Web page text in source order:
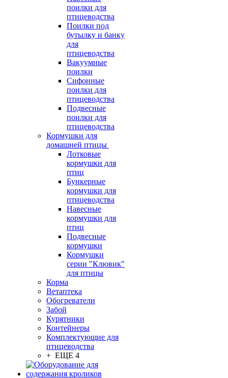
поилки для
птицеводства
Поилки под
бутылку и банку
для
птицеводства
Вакуумные
поилки
Сифонные
поилки для
птицеводства
Подвесные
поилки для
птицеводства
Кормушки для
домашней птицы
Лотковые
кормушки для
птиц
Бункерные
кормушки для
птицеводства
Навесные
кормушки для
птиц
Подвесные
кормушки
Кормушки
серии "Клювик"
для птицы
Корма
Ветаптека
Обогреватели
Забой
Курятники
Контейнеры
Комплектующие для
птицеводства
+ ЕЩЕ 4